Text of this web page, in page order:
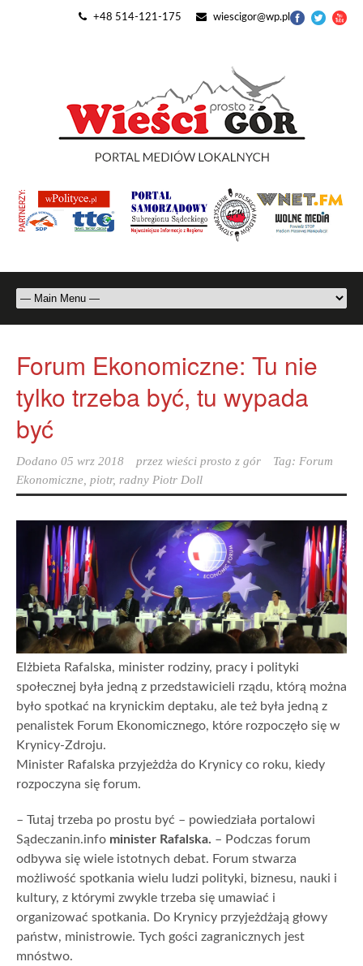
+48 514-121-175 wiescigor@wp.pl
Forum Ekonomiczne: Tu nie
tylko trzeba być, tu wypada
być
Dodano 05 wrz 2018 przez wieści prosto z gór Tag: Forum
Ekonomiczne piotr, radny Piotr Doll
Elżbieta Rafalska, minister rodziny, pracy i polityki
społecznej była jedną z przedstawicieli rządu, którą można
było spotkać na krynickim deptaku, ale też była jedną z
penalistek Forum Ekonomicznego, które rozpoczęło się w
Krynicy-Zdroju.
Minister Rafalska przyjeżdża do Krynicy co roku, kiedy
rozpoczyna się forum.
– Tutaj trzeba po prostu być – powiedziała portalowi
Sądeczanin.info minister Rafalska. – Podczas forum
odbywa się wiele istotnych debat. Forum stwarza
możliwość spotkania wielu ludzi polityki, biznesu, nauki i
kultury, z którymi zwykle trzeba się umawiać i
organizować spotkania. Do Krynicy przyjeżdżają głowy
państw, ministrowie. Tych gości zagranicznych jest
mnóstwo.